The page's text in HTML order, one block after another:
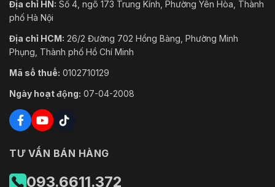
Địa chỉ HN: Số 4, ngõ 173 Trung Kính, Phường Yên Hòa, Thành
phố Hà Nội
Địa chỉ HCM: 26/2 Đường 702 Hồng Bàng, Phường Minh
Phụng, Thành phố Hồ Chí Minh
Mã số thuế: 0102710129
Ngày hoạt động: 07-04-2008
TƯ VẤN BÁN HÀNG
093.6611.372